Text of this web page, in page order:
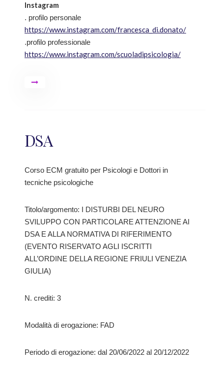
Instagram
. profilo personale
https://www.instagram.com/francesca_di.donato/
.profilo professionale
https://www.instagram.com/scuoladipsicologia/
DSA
Corso ECM gratuito per Psicologi e Dottori in
tecniche psicologiche
Titolo/argomento: I DISTURBI DEL NEURO
SVILUPPO CON PARTICOLARE ATTENZIONE AI
DSA E ALLA NORMATIVA DI RIFERIMENTO
(EVENTO RISERVATO AGLI ISCRITTI
ALL’ORDINE DELLA REGIONE FRIULI VENEZIA
GIULIA)
N. crediti: 3
Modalità di erogazione: FAD
Periodo di erogazione: dal 20/06/2022 al 20/12/2022